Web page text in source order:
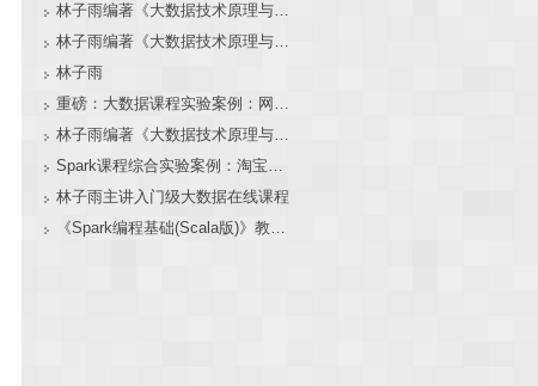
林子雨编著《大数据技术原理与应用（第3版）》教材官网
林子雨编著《大数据技术原理与应用》教材配套大数据软件安装和编程实践指南
林子雨
重磅：大数据课程实验案例：网站用户行为分析（免费共享）
林子雨编著《大数据技术原理与应用（第3版）》教材配套大数据软件安装和编程实践指南
Spark课程综合实验案例：淘宝双11数据分析与预测
林子雨主讲入门级大数据在线课程
《Spark编程基础(Scala版)》教材官网